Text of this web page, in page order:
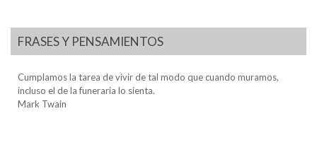
FRASES Y PENSAMIENTOS
Cumplamos la tarea de vivir de tal modo que cuando muramos,
incluso el de la funeraria lo sienta.
Mark Twain